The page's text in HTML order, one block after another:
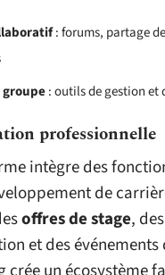
: forums, partage de
groupe: outils de gestion et
professionnelle
intègre des
de
offres de stage,
et des événements